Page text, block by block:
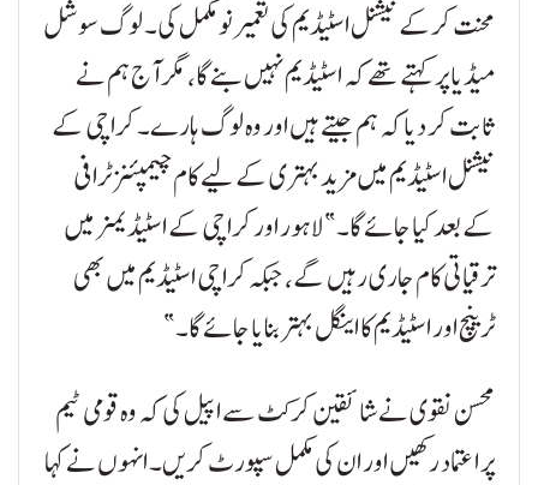
محنت کرکے نیشنل اسٹیڈیم کی تعمیر نو مکمل کی۔ لوگ سوشل
میڈیا پر کہتے تھے کہ اسٹیڈیم نہیں بنے گا، مگر آج ہم نے
ثابت کر دیا کہ ہم جیتے ہیں اور وہ لوگ ہارے۔ کراچی کے
نیشنل اسٹیڈیم میں مزید بہتری کے لیے کام چیمپئنز ٹرافی
کے بعد کیا جائے گا۔” لاہور اور کراچی کے اسٹیڈیمز میں
ترقیاتی کام جاری رہیں گے، جبکہ کراچی اسٹیڈیم میں بھی
ٹرینچ اور اسٹیڈیم کا اینگل بہتر بنایا جائے گا۔”
محسن نقوی نے شائقین کرکٹ سے اپیل کی کہ وہ قومی ٹیم
پر اعتماد رکھیں اور ان کی مکمل سپورٹ کریں۔ انہوں نے کہا